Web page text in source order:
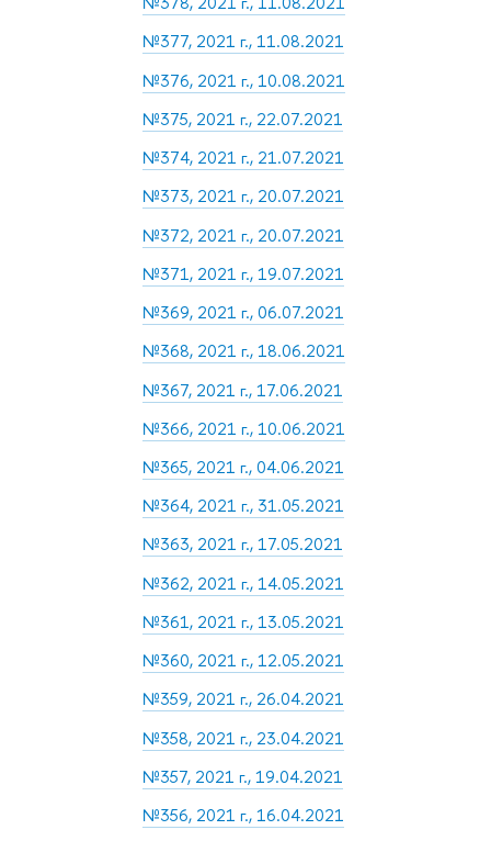
№377, 2021 г., 11.08.2021
№376, 2021 г., 10.08.2021
№375, 2021 г., 22.07.2021
№374, 2021 г., 21.07.2021
№373, 2021 г., 20.07.2021
№372, 2021 г., 20.07.2021
№371, 2021 г., 19.07.2021
№369, 2021 г., 06.07.2021
№368, 2021 г., 18.06.2021
№367, 2021 г., 17.06.2021
№366, 2021 г., 10.06.2021
№365, 2021 г., 04.06.2021
№364, 2021 г., 31.05.2021
№363, 2021 г., 17.05.2021
№362, 2021 г., 14.05.2021
№361, 2021 г., 13.05.2021
№360, 2021 г., 12.05.2021
№359, 2021 г., 26.04.2021
№358, 2021 г., 23.04.2021
№357, 2021 г., 19.04.2021
№356, 2021 г., 16.04.2021